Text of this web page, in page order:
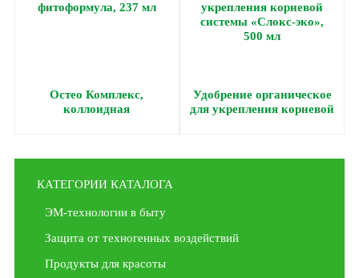
Остео Комплекс,
коллоидная
Удобрение органическое
для укрепления корневой
КАТЕГОРИИ КАТАЛОГА
ЭМ-технологии в быту
Защита от техногенных воздействий
Продукты для красоты